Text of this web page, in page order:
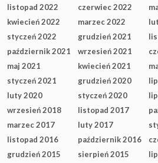
listopad 2022
czerwiec 2022
kwiecień 2022
marzec 2022
styczeń 2022
grudzień 2021
październik 2021
wrzesień 2021
maj 2021
kwiecień 2021
styczeń 2021
grudzień 2020
luty 2020
styczeń 2020
wrzesień 2018
listopad 2017
marzec 2017
luty 2017
listopad 2016
październik 2016
grudzień 2015
sierpień 2015